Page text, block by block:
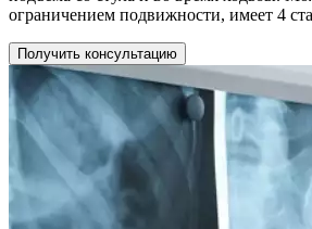
ограничением подвижности, имеет 4
Получить консультацию